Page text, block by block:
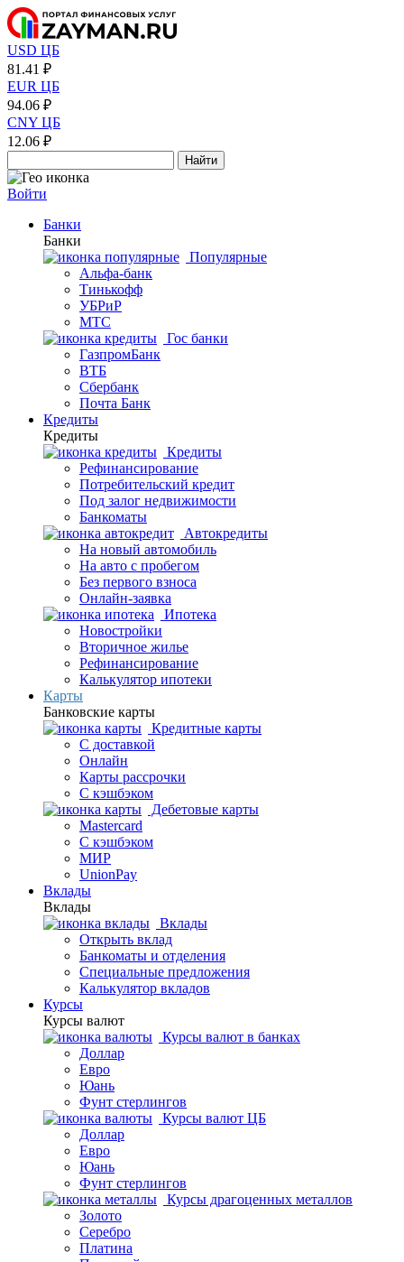
USD ЦБ
81.41 ₽
EUR ЦБ
94.06 ₽
CNY ЦБ
12.06 ₽
Найти
Войти
Банки
Банки
Популярные
Альфа-банк
Тинькофф
УБРиР
МТС
Гос банки
ГазпромБанк
ВТБ
Сбербанк
Почта Банк
Кредиты
Кредиты
Кредиты
Рефинансирование
Потребительский кредит
Под залог недвижимости
Банкоматы
Автокредиты
На новый автомобиль
На авто с пробегом
Без первого взноса
Онлайн-заявка
Ипотека
Новостройки
Вторичное жилье
Рефинансирование
Калькулятор ипотеки
Карты
Банковские карты
Кредитные карты
С доставкой
Онлайн
Карты рассрочки
С кэшбэком
Дебетовые карты
Mastercard
С кэшбэком
МИР
UnionPay
Вклады
Вклады
Вклады
Открыть вклад
Банкоматы и отделения
Специальные предложения
Калькулятор вкладов
Курсы
Курсы валют
Курсы валют в банках
Доллар
Евро
Юань
Фунт стерлингов
Курсы валют ЦБ
Доллар
Евро
Юань
Фунт стерлингов
Курсы драгоценных металлов
Золото
Серебро
Платина